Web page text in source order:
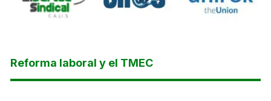
Reforma laboral y el TMEC